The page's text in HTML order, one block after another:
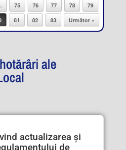
75 76 77 78
79
81 82 83 Următor »
ale
actualizarea și
de